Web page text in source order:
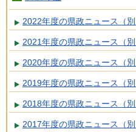
2022年度の県政ニュース（
2021年度の県政ニュース（
2020年度の県政ニュース（
2019年度の県政ニュース（
2018年度の県政ニュース（
2017年度の県政ニュース（